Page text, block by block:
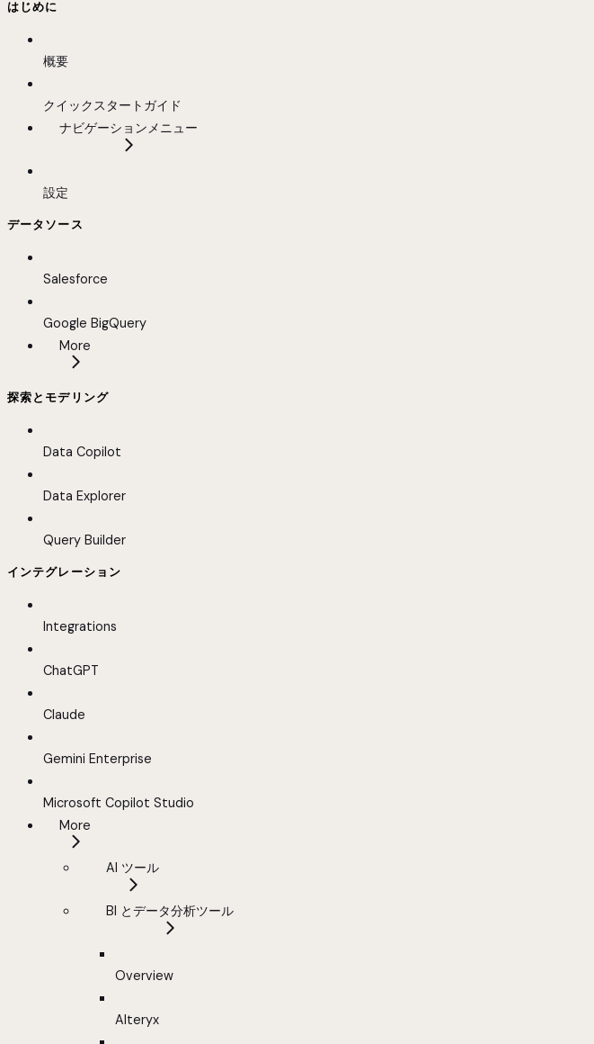
はじめに
概要
クイックスタートガイド
ナビゲーションメニュー
設定
データソース
Salesforce
Google BigQuery
More
探索とモデリング
Data Copilot
Data Explorer
Query Builder
インテグレーション
Integrations
ChatGPT
Claude
Gemini Enterprise
Microsoft Copilot Studio
More
AI ツール
BI とデータ分析ツール
Overview
Alteryx